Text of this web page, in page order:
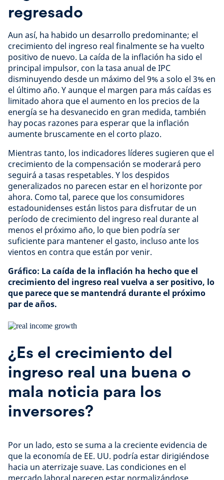
regresado
Aun así, ha habido un desarrollo predominante; el
crecimiento del ingreso real finalmente se ha vuelto
positivo de nuevo. La caída de la inflación ha sido el
principal impulsor, con la tasa anual de IPC
disminuyendo desde un máximo del 9% a solo el 3% en
el último año. Y aunque el margen para más caídas es
limitado ahora que el aumento en los precios de la
energía se ha desvanecido en gran medida, también
hay pocas razones para esperar que la inflación
aumente bruscamente en el corto plazo.
Mientras tanto, los indicadores líderes sugieren que el
crecimiento de la compensación se moderará pero
seguirá a tasas respetables. Y los despidos
generalizados no parecen estar en el horizonte por
ahora. Como tal, parece que los consumidores
estadounidenses están listos para disfrutar de un
período de crecimiento del ingreso real durante al
menos el próximo año, lo que bien podría ser
suficiente para mantener el gasto, incluso ante los
vientos en contra que están por venir.
Gráfico: La caída de la inflación ha hecho que el
crecimiento del ingreso real vuelva a ser positivo, lo
que parece que se mantendrá durante el próximo
par de años.
¿Es el crecimiento del
ingreso real una buena o
mala noticia para los
inversores?
Por un lado, esto se suma a la creciente evidencia de
que la economía de EE. UU. podría estar dirigiéndose
hacia un aterrizaje suave. Las condiciones en el